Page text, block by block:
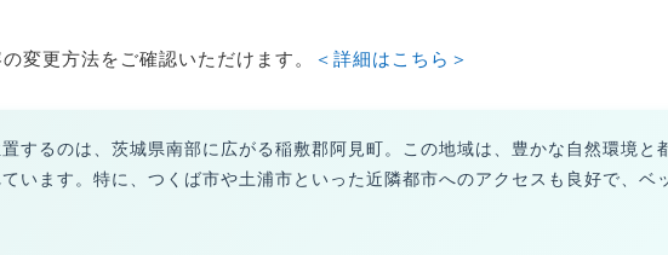
変更方法をご確認いただけます。 ＜詳細はこちら＞
するのは、茨城県南部に広がる稲敷郡阿見町。この地域は、豊かな自然環境と
います。特に、つくば市や土浦市といった近隣都市へのアクセスも良好で、ベ